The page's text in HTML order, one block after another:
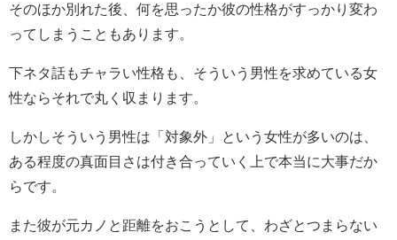
そのほか別れた後、何を思ったか彼の性格がすっかり変わ
ってしまうこともあります。
下ネタ話もチャラい性格も、そういう男性を求めている女
性ならそれで丸く収まります。
しかしそういう男性は「対象外」という女性が多いのは、
ある程度の真面目さは付き合っていく上で本当に大事だか
らです。
また彼が元カノと距離をおこうとして、わざとつまらない